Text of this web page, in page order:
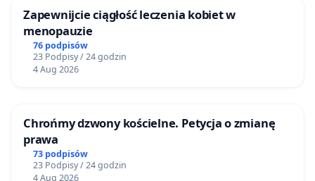
Zapewnijcie ciągłość leczenia kobiet w
menopauzie
76 podpisów
23 Podpisy / 24 godzin
4 Aug 2026
Chrońmy dzwony kościelne. Petycja o zmianę
prawa
73 podpisów
23 Podpisy / 24 godzin
4 Aug 2026